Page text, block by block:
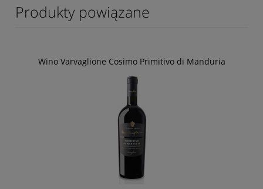
Produkty powiązane
Wino Varvaglione Cosimo Primitivo di Manduria